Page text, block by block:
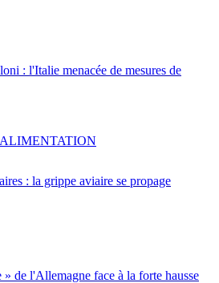
: l'Italie menacée de mesures de
: la grippe aviaire se propage
de l'Allemagne face à la forte hausse